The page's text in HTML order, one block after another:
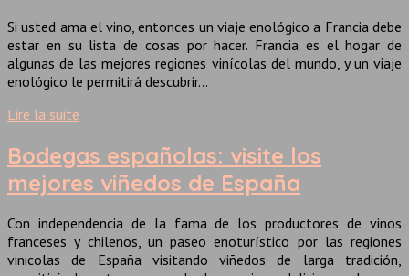
Si usted ama el vino, entonces un viaje enológico a Francia debe
estar en su lista de cosas por hacer. Francia es el hogar de
algunas de las mejores regiones vinícolas del mundo, y un viaje
enológico le permitirá descubrir…
Lire la suite
Bodegas españolas: visite los
mejores viñedos de España
Con independencia de la fama de los productores de vinos
franceses y chilenos, un paseo enoturístico por las regiones
vinicolas de España visitando viñedos de larga tradición,